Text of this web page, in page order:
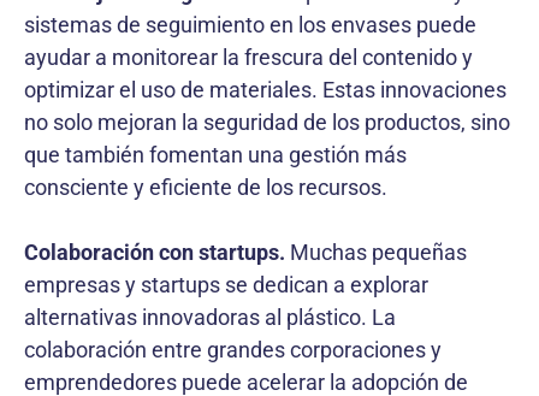
sistemas de seguimiento en los envases puede
ayudar a monitorear la frescura del contenido y
optimizar el uso de materiales. Estas innovaciones
no solo mejoran la seguridad de los productos, sino
que también fomentan una gestión más
consciente y eficiente de los recursos.
Colaboración con startups. Muchas pequeñas
empresas y startups se dedican a explorar
alternativas innovadoras al plástico. La
colaboración entre grandes corporaciones y
emprendedores puede acelerar la adopción de